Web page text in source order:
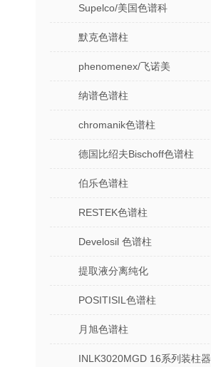
Supelco/美国色谱科
默克色谱柱
phenomenex/飞诺美
纳谱色谱柱
chromanik色谱柱
德国比绍夫Bischoff色谱柱
伯乐色谱柱
RESTEK色谱柱
Develosil 色谱柱
提取液分离纯化
POSITISIL色谱柱
月旭色谱柱
INLK3020MGD 16系列装柱器